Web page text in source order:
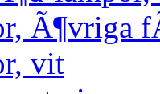
Ã¶vriga
vit